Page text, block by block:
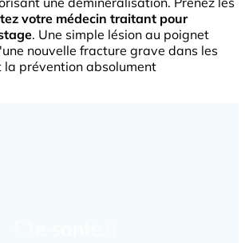
votre médecin traitant pour
. Une simple lésion au poignet
nouvelle fracture grave dans les
la prévention absolument